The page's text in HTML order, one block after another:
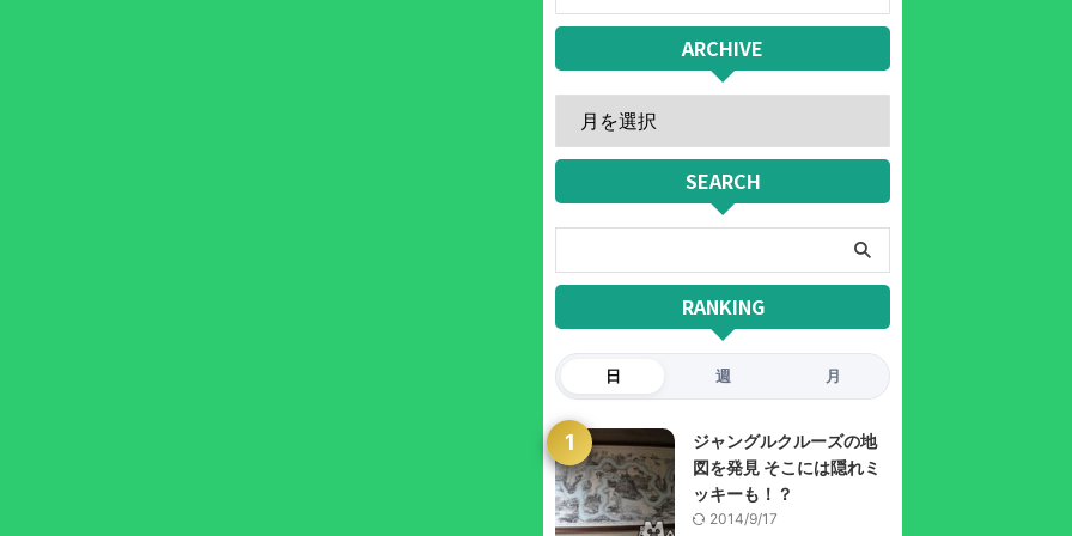
ARCHIVE
SEARCH
RANKING
日 週 月
1
ジャングルクルーズの地
図を発見 そこには隠れミ
ッキーも！？
2014/9/17